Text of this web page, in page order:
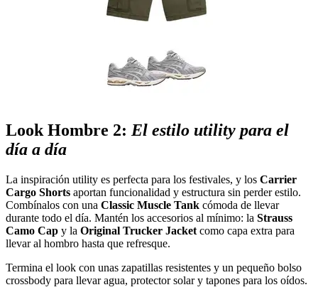
Look Hombre 2: El estilo utility para el
día a día
La inspiración utility es perfecta para los festivales, y los Carrier
Cargo Shorts aportan funcionalidad y estructura sin perder estilo.
Combínalos con una Classic Muscle Tank cómoda de llevar
durante todo el día. Mantén los accesorios al mínimo: la Strauss
Camo Cap y la Original Trucker Jacket como capa extra para
llevar al hombro hasta que refresque.
Termina el look con unas zapatillas resistentes y un pequeño bolso
crossbody para llevar agua, protector solar y tapones para los oídos.